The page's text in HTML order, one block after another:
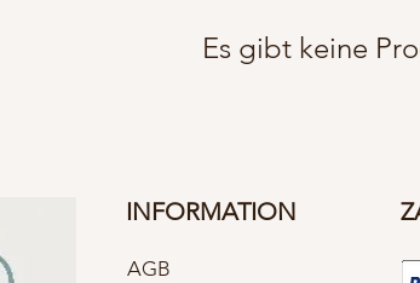
Es gibt keine
INFORMATION
AGB